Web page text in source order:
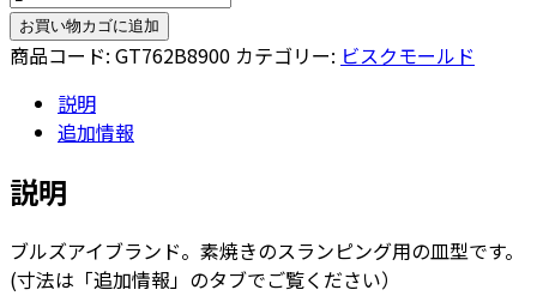
ス
ク
B8900
お買い物カゴに追加
商品コード: GT762B8900 カテゴリー: ビスクモールド
説明
追加情報
説明
ブルズアイブランド。素焼きのスランピング用の皿型です。
(寸法は「追加情報」のタブでご覧ください）